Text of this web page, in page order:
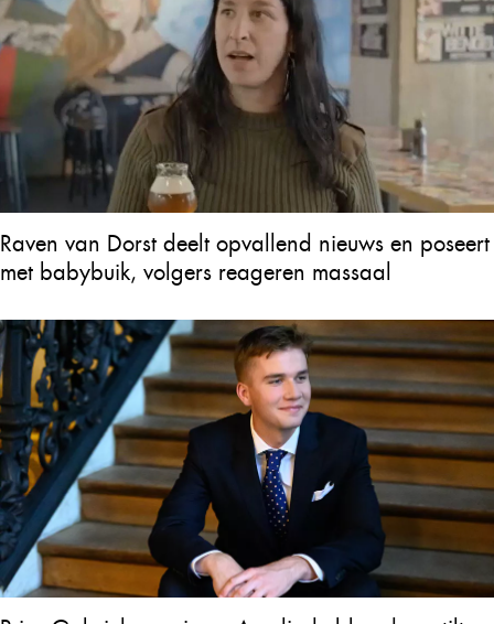
Raven van Dorst deelt opvallend nieuws en poseert
met babybuik, volgers reageren massaal